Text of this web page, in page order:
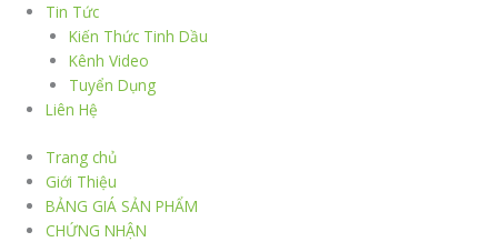
Tin Tức
Kiến Thức Tinh Dầu
Kênh Video
Tuyển Dụng
Liên Hệ
Trang chủ
Giới Thiệu
BẢNG GIÁ SẢN PHẨM
CHỨNG NHẬN